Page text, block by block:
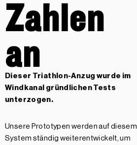
Zahlen
an
Dieser Triathlon-Anzug wurde im
Windkanal gründlichen Tests
unterzogen.
Unsere Prototypen werden auf diesem
System ständig weiterentwickelt, um